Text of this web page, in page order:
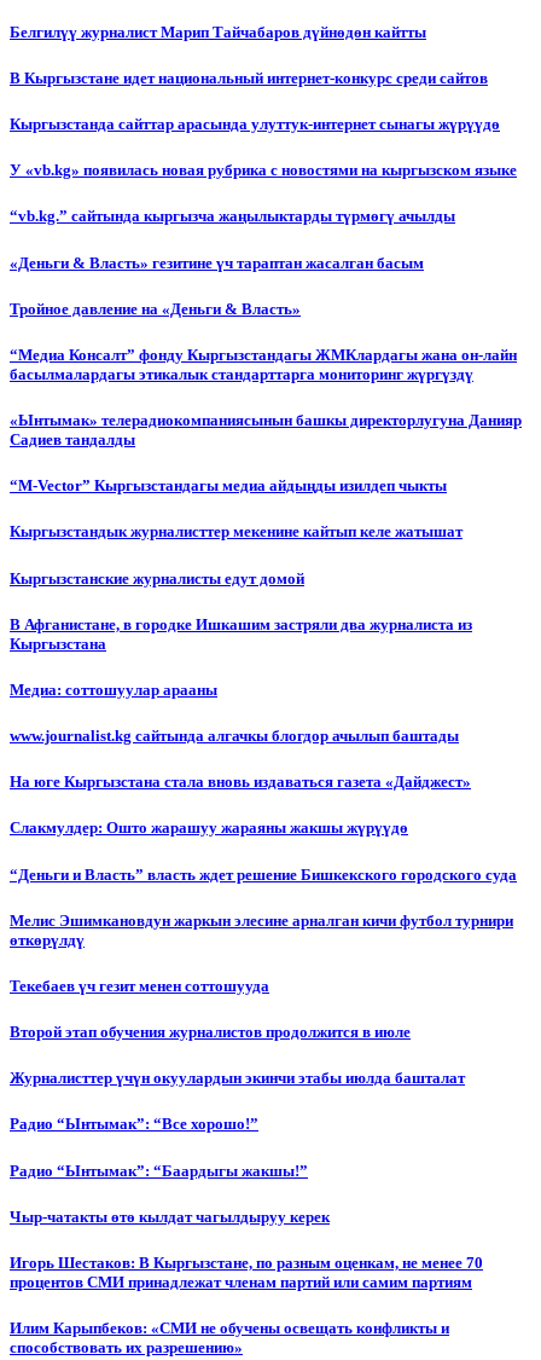
Белгилүү журналист Марип Тайчабаров дүйнөдөн кайтты
В Кыргызстане идет национальный интернет-конкурс среди сайтов
Кыргызстанда сайттар арасында улуттук-интернет сынагы жүрүүдө
У «vb.kg» появилась новая рубрика с новостями на кыргызском языке
“vb.kg.” сайтында кыргызча жаңылыктарды түрмөгү ачылды
«Деньги & Власть» гезитине үч тараптан жасалган басым
Тройное давление на «Деньги & Власть»
“Медиа Консалт” фонду Кыргызстандагы ЖМКлардагы жана он-лайн
басылмалардагы этикалык стандарттарга мониторинг жүргүздү
«Ынтымак» телерадиокомпаниясынын башкы директорлугуна Данияр
Садиев тандалды
“М-Vector” Кыргызстандагы медиа айдыңды изилдеп чыкты
Кыргызстандык журналисттер мекенине кайтып келе жатышат
Кыргызстанские журналисты едут домой
В Афганистане, в городке Ишкашим застряли два журналиста из
Кыргызстана
Медиа: соттошуулар арааны
www.journalist.kg сайтында алгачкы блогдор ачылып баштады
На юге Кыргызстана стала вновь издаваться газета «Дайджест»
Слакмулдер: Ошто жарашуу жараяны жакшы жүрүүдө
“Деньги и Власть” власть ждет решение Бишкекского городского суда
Мелис Эшимкановдун жаркын элесине арналган кичи футбол турнири
өткөрүлдү
Текебаев үч гезит менен соттошууда
Второй этап обучения журналистов продолжится в июле
Журналисттер үчүн окуулардын экинчи этабы июлда башталат
Радио “Ынтымак”: “Все хорошо!”
Радио “Ынтымак”: “Баардыгы жакшы!”
Чыр-чатакты өтө кылдат чагылдыруу керек
Игорь Шестаков: В Кыргызстане, по разным оценкам, не менее 70
процентов СМИ принадлежат членам партий или самим партиям
Илим Карыпбеков: «СМИ не обучены освещать конфликты и
способствовать их разрешению»